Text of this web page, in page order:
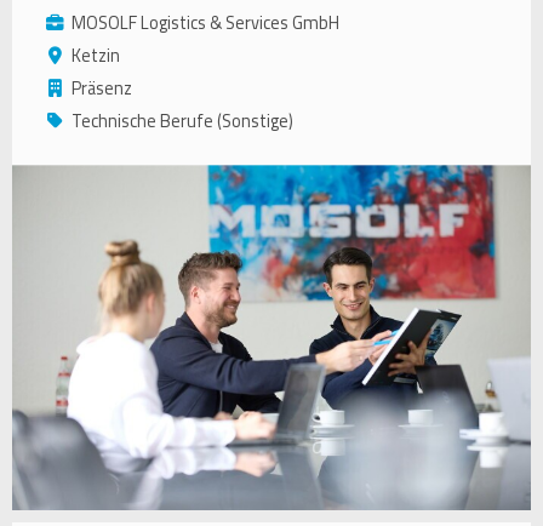
MOSOLF Logistics & Services GmbH
Ketzin
Präsenz
Technische Berufe (Sonstige)